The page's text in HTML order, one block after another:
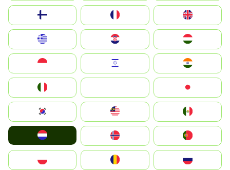
United Kingdom
Magyarország
South Korea